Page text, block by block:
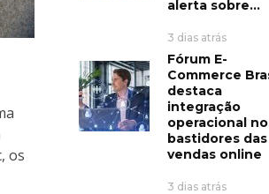
os
alerta sobre...
3 dias atrás
Fórum E-
Commerce
destaca
integração
operacional
bastidores das
vendas online
3 dias atrás